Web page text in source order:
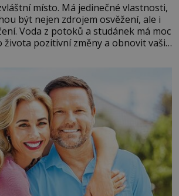
místo. Má jedinečné vlastnosti,
být nejen zdrojem osvěžení, ale i
Voda z potoků a studánek má moc
života pozitivní změny a obnovit vaši
rituály a přinést do svého života
Je důležité